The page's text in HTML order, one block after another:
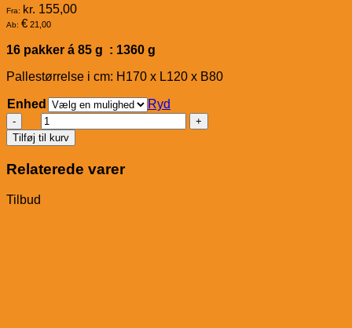
Fra: kr. 155,00
Ab: € 21,00
16 pakker á 85 g : 1360 g
Pallestørrelse i cm: H170 x L120 x B80
Enhed
Ryd
LeonardoEnte
+
Käse
(And
+
antal
Tilføj til kurv
Relaterede varer
Tilbud